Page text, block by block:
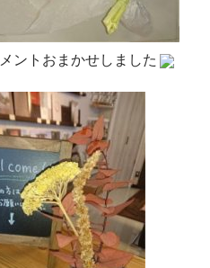
ントおまかせしました